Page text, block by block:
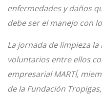
enfermedades y daños
debe ser el manejo con
La jornada de limpieza
voluntarios entre ellos
empresarial MARTÍ,
de la Fundación